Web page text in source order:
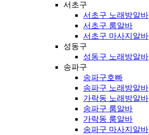
서초구
서초구 노래방알바
서초구 룸알바
서초구 마사지알바
성동구
성동구 노래방알바
송파구
송파구호빠
송파구 노래방알바
가락동 노래방알바
송파구 룸알바
가락동 룸알바
송파구 마사지알바